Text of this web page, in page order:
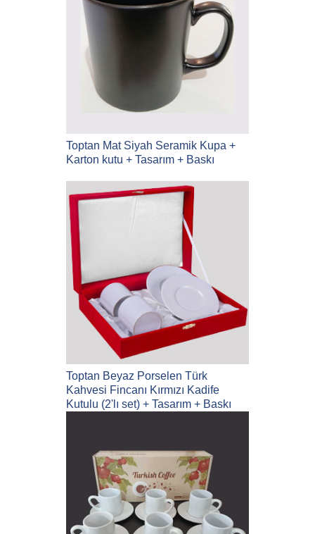
Toptan Mat Siyah Seramik Kupa +
Karton kutu + Tasarım + Baskı
Toptan Beyaz Porselen Türk
Kahvesi Fincanı Kırmızı Kadife
Kutulu (2'lı set) + Tasarım + Baskı